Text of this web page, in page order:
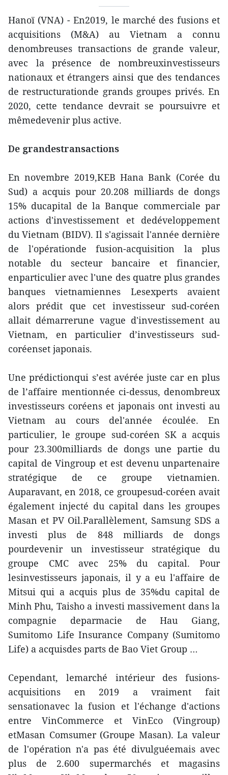
Hanoï (VNA) - En2019, le marché des fusions et
acquisitions (M&A) au Vietnam a connu
denombreuses transactions de grande valeur,
avec la présence de nombreuxinvestisseurs
nationaux et étrangers ainsi que des tendances
de restructurationde grands groupes privés. En
2020, cette tendance devrait se poursuivre et
mêmedevenir plus active.
De grandestransactions
En novembre 2019,KEB Hana Bank (Corée du
Sud) a acquis pour 20.208 milliards de dongs
15% ducapital de la Banque commerciale par
actions d'investissement et dedéveloppement
du Vietnam (BIDV). Il s'agissait l'année dernière
de l'opérationde fusion-acquisition la plus
notable du secteur bancaire et financier,
enparticulier avec l'une des quatre plus grandes
banques vietnamiennes Lesexperts avaient
alors prédit que cet investisseur sud-coréen
allait démarrerune vague d'investissement au
Vietnam, en particulier d’investisseurs sud-
coréenset japonais.
Une prédictionqui s’est avérée juste car en plus
de l’affaire mentionnée ci-dessus, denombreux
investisseurs coréens et japonais ont investi au
Vietnam au cours del'année écoulée. En
particulier, le groupe sud-coréen SK a acquis
pour 23.300milliards de dongs une partie du
capital de Vingroup et est devenu unpartenaire
stratégique de ce groupe vietnamien.
Auparavant, en 2018, ce groupesud-coréen avait
également injecté du capital dans les groupes
Masan et PV Oil.Parallèlement, Samsung SDS a
investi plus de 848 milliards de dongs
pourdevenir un investisseur stratégique du
groupe CMC avec 25% du capital. Pour
lesinvestisseurs japonais, il y a eu l'affaire de
Mitsui qui a acquis plus de 35%du capital de
Minh Phu, Taisho a investi massivement dans la
compagnie deparmacie de Hau Giang,
Sumitomo Life Insurance Company (Sumitomo
Life) a acquisdes parts de Bao Viet Group …
Cependant, lemarché intérieur des fusions-
acquisitions en 2019 a vraiment fait
sensationavec la fusion et l'échange d'actions
entre VinCommerce et VinEco (Vingroup)
etMasan Comsumer (Groupe Masan). La valeur
de l'opération n'a pas été divulguéemais avec
plus de 2.600 supermarchés et magasins